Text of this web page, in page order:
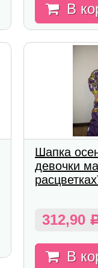
В
Шапка
девочки
312,90
В